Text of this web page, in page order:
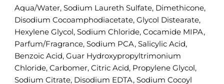
Aqua/Water, Sodium Laureth Sulfate, Dimethicone,
Disodium Cocoamphodiacetate, Glycol Distearate,
Hexylene Glycol, Sodium Chloride, Cocamide MIPA,
Parfum/Fragrance, Sodium PCA, Salicylic Acid,
Benzoic Acid, Guar Hydroxypropyltrimonium
Chloride, Carbomer, Citric Acid, Propylene Glycol,
Sodium Citrate, Disodium EDTA, Sodium Cocoyl